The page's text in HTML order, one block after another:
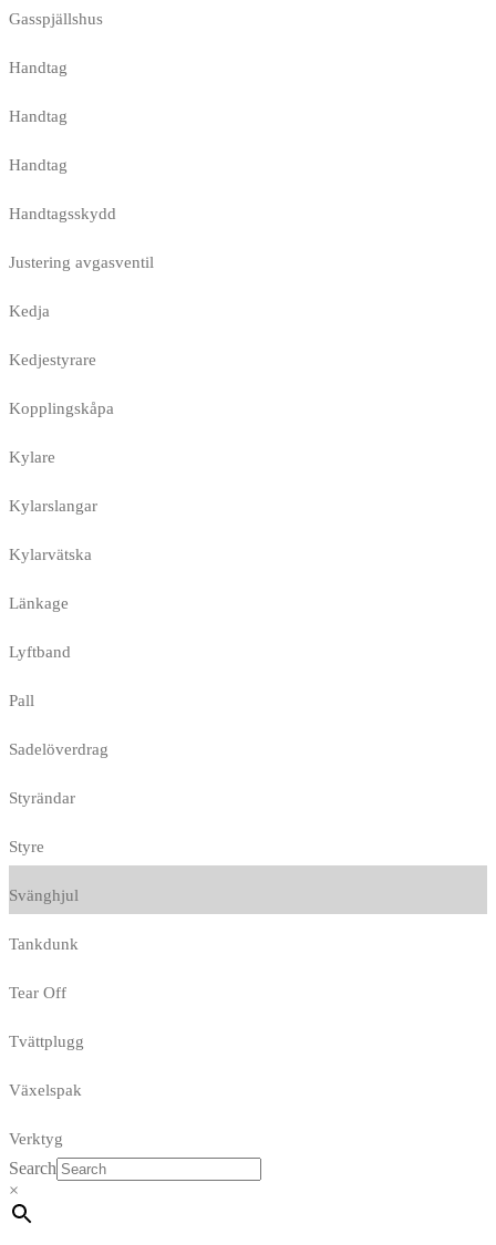
Gasspjällshus
Handtag
Handtag
Handtag
Handtagsskydd
Justering avgasventil
Kedja
Kedjestyrare
Kopplingskåpa
Kylare
Kylarslangar
Kylarvätska
Länkage
Lyftband
Pall
Sadelöverdrag
Styrändar
Styre
Svänghjul
Tankdunk
Tear Off
Tvättplugg
Växelspak
Verktyg
Search
×